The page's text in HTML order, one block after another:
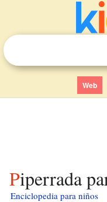
Web
Piperrada
Enciclopedia para niños